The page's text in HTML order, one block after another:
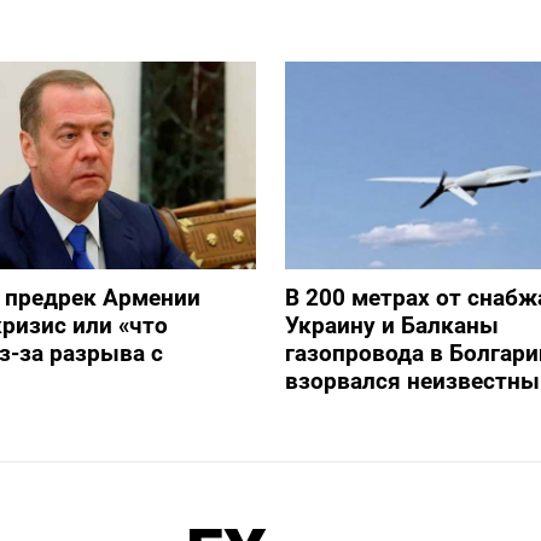
Армении
или «что
за разрыва с
В 200 метрах от
Украину и Балканы
газопровода в
взорвался